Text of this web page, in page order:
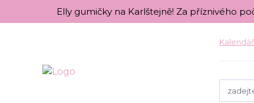
Elly gumičky na Karlštejně! Za příznivého